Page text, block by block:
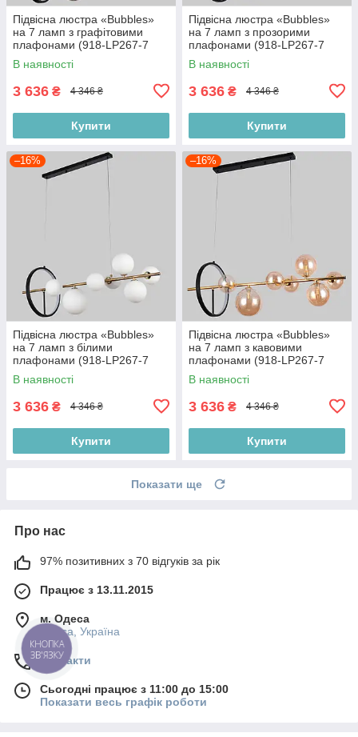
Підвісна люстра «Bubbles»
на 7 ламп з графітовими
плафонами (918-LP267-7
DDG+BK)
В наявності
3 636 ₴ 4 346 ₴
Купити
Підвісна люстра «Bubbles»
на 7 ламп з прозорими
плафонами (918-LP267-7
GAB+CL)
В наявності
3 636 ₴ 4 346 ₴
Купити
–16%
Підвісна люстра «Bubbles»
на 7 ламп з білими
плафонами (918-LP267-7
GAB+WH)
В наявності
3 636 ₴ 4 346 ₴
Купити
–16%
Підвісна люстра «Bubbles»
на 7 ламп з кавовими
плафонами (918-LP267-7
DDG+BR)
В наявності
3 636 ₴ 4 346 ₴
Купити
Показати ще
Про нас
97% позитивних з 70 відгуків за рік
Працює з 13.11.2015
м. Одеса
Одеса, Україна
Контакти
Сьогодні працює з 11:00 до 15:00
Показати весь графік роботи
КНОПКА
ЗВ'ЯЗКУ